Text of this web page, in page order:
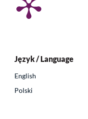
Język / Language
English
Polski